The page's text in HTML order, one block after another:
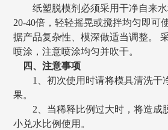
纸塑脱模剂必须采用干净自来
20-40倍，轻轻摇晃或搅拌均匀即可
据产品复杂性、模深做适当调整。
喷涂，注意喷涂均匀并吹干。
四、注意事项
1、初次使用时请将模具清洗干
果。
2、当稀释比例过大时，将造成
小兑水比例使用。